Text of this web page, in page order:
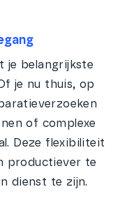
je belangrijkste
je nu thuis, op
of complexe
Deze flexibiliteit
productiever te
dienst te zijn.